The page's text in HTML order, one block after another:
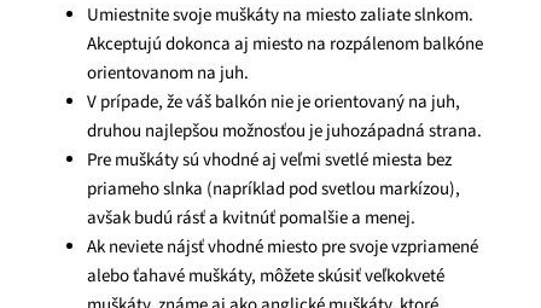
Umiestnite svoje muškáty na miesto zaliate slnkom.
Akceptujú dokonca aj miesto na rozpálenom balkóne
orientovanom na juh.
V prípade, že váš balkón nie je orientovaný na juh,
druhou najlepšou možnosťou je juhozápadná strana.
Pre muškáty sú vhodné aj veľmi svetlé miesta bez
priameho slnka (napríklad pod svetlou markízou),
avšak budú rásť a kvitnúť pomalšie a menej.
Ak neviete nájsť vhodné miesto pre svoje vzpriamené
alebo ťahavé muškáty, môžete skúsiť veľkokveté